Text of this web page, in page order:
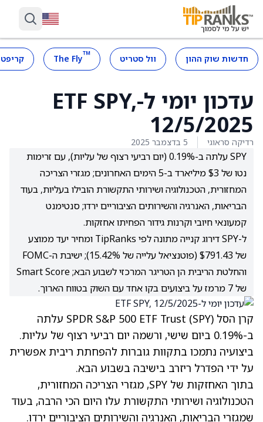
חדשות שוק ההון וול סטריט ™
The Fly
עדכון יומי ל-ETF SPY,
12/5/2025
רדיקה סראוגי 5 בדצמבר 2025
SPY עלתה ב-0.19% (יום רביעי רצוף של עליות), עם זרימות
נטו של $3 מיליארד ב-5 הימים האחרונים; מגזרי הצריכה
המחזורית, הטכנולוגיה ושירותי התקשורת הובילו בעליות, בעוד
הבריאות, האנרגיה והשירותים הציבוריים ירדו; סנטימנט
קמעונאי חיובי וקרנות גידור הפחיתו אחזקות.
ל-SPY דירוג קנייה מתונה לפי TipRanks ומחיר יעד ממוצע
של $791.43 (פוטנציאל עלייה של 15.42%); ישיבת ה-FOMC
והחלטת הריבית הן הטריגר המרכזי לשבוע הבא; Smart Score
של 7 מרמז על ביצועים בקו אחד עם השוק בטווח הארוך.
קרן הסל SPDR S&P 500 ETF Trust (SPY) עלתה
ב-0.19% ביום שישי, ורשמה יום רביעי רצוף של עליות.
ביצועיה נתמכו בתקוות גוברות להפחתת ריבית אפשרית
על ידי הפדרל ריזרב בישיבה בשבוע הבא.
בתוך האחזקות של SPY, מגזרי הצריכה המחזורית,
הטכנולוגיה ושירותי התקשורת עלו היום הכי הרבה, בעוד
שמגזרי הבריאות, האנרגיה והשירותים הציבוריים ירדו.